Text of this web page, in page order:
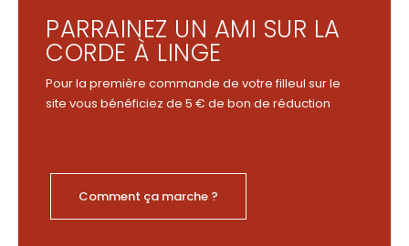
PARRAINEZ UN AMI SUR LA
CORDE À LINGE
Pour la première commande de votre filleul sur le
site vous bénéficiez de 5 € de bon de réduction
Comment ça marche ?